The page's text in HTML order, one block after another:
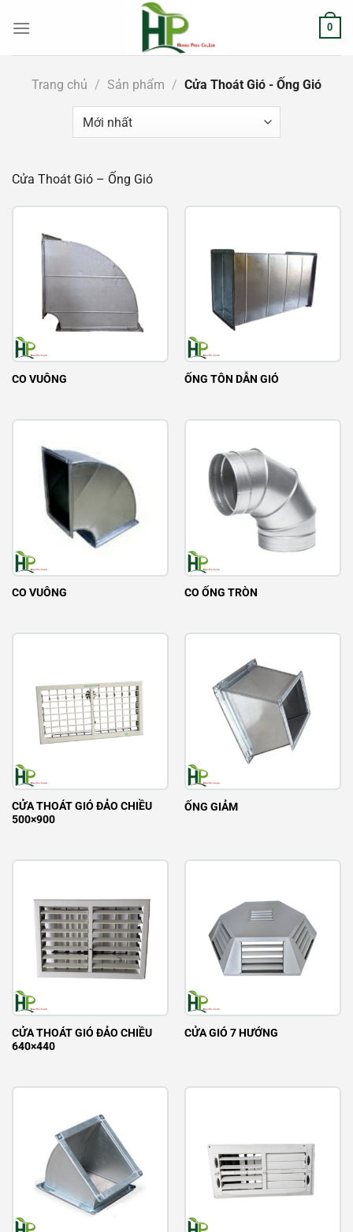
đến
0
Trang chủ / Sản phẩm / Cửa Thoát Gió - Ống Gió
Cửa Thoát Gió – Ống Gió
CO VUÔNG ỐNG TÔN DẪN GIÓ
CO VUÔNG CO ỐNG TRÒN
CỬA THOÁT GIÓ ĐẢO CHIỀU
500×900
ỐNG GIẢM
CỬA THOÁT GIÓ ĐẢO CHIỀU
640×440
CỬA GIÓ 7 HƯỚNG